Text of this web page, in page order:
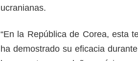
ucranianas.
“En la República de Corea, esta
ha demostrado su eficacia